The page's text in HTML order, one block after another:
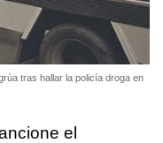
tras hallar la policía droga en
el